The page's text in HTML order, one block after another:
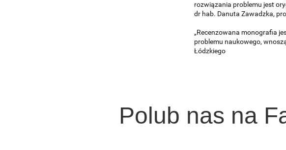
rozwiązania problemu jest
dr hab. Danuta Zawadzka,
„Recenzowana monografia
problemu naukowego,
Łódzkiego
Polub nas na